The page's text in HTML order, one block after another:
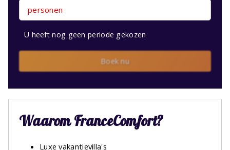
personen
U heeft nog geen periode gekozen
Boek nu
Waarom FranceComfort?
Luxe vakantievilla's